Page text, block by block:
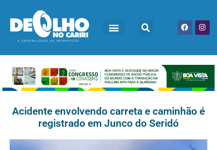
Acidente envolvendo carreta e caminhão é
registrado em Junco do Seridó